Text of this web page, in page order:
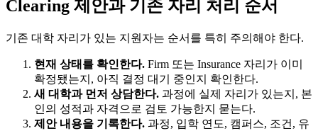
Clearing 제안과 기존 자리 처리 순서
기존 대학 자리가 있는 지원자는 순서를 특히 주의해야 한다.
현재 상태를 확인한다. Firm 또는 Insurance 자리가 이미
확정됐는지, 아직 결정 대기 중인지 확인한다.
새 대학과 먼저 상담한다. 과정에 실제 자리가 있는지, 본
인의 성적과 자격으로 검토 가능한지 묻는다.
제안 내용을 기록한다. 과정, 입학 연도, 캠퍼스, 조건, 유